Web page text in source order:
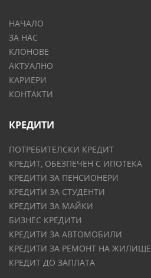
НАЧАЛО
ЗА НАС
КЛОНОВЕ
АКТУАЛНО
КАРИЕРИ
КОНТАКТИ
КРЕДИТИ
ПОТРЕБИТЕЛСКИ КРЕДИТ
КРЕДИТ, ОБЕЗПЕЧЕН С ИПОТЕКА
КРЕДИТИ ЗА ПЕНСИОНЕРИ
КРЕДИТИ ЗА СТУДЕНТИ
КРЕДИТИ ЗА МАЙКИ
БИЗНЕС КРЕДИТИ
КРЕДИТИ ЗА АВТОМОБИЛИ
КРЕДИТИ ЗА РЕМОНТ НА ЖИЛИЩЕ
КРЕДИТ ДО ЗАПЛАТА